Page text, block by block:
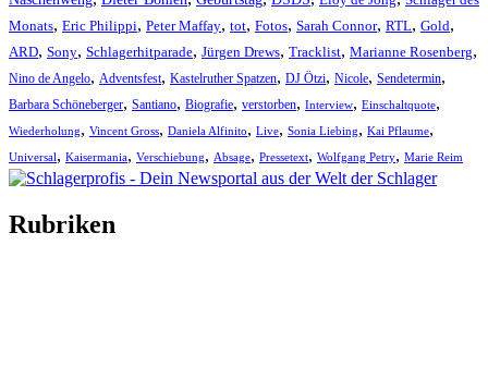
Monats, Eric Philippi, Peter Maffay, tot, Fotos, Sarah Connor, RTL, Gold,
ARD, Sony, Schlagerhitparade, Jürgen Drews, Tracklist, Marianne Rosenberg,
Nino de Angelo, Adventsfest, Kastelruther Spatzen, DJ Ötzi, Nicole, Sendetermin,
Barbara Schöneberger, Santiano, Biografie, verstorben, Interview, Einschaltquote,
Wiederholung, Vincent Gross, Daniela Alfinito, Live, Sonia Liebing, Kai Pflaume,
Universal, Kaisermania, Verschiebung, Absage, Pressetext, Wolfgang Petry, Marie Reim
Rubriken